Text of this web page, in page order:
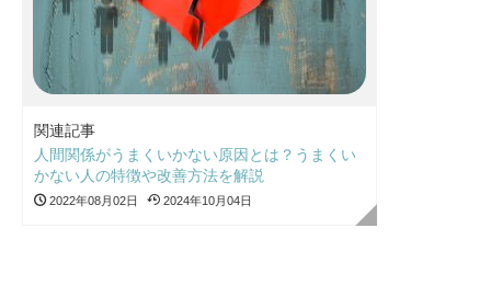
関連記事
人間関係がうまくいかない原因とは？うまくい
かない人の特徴や改善方法を解説
2022年08月02日 2024年10月04日